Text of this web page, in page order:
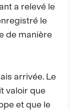
a relevé le
le
de manière
arrivée. Le
valoir que
et que le